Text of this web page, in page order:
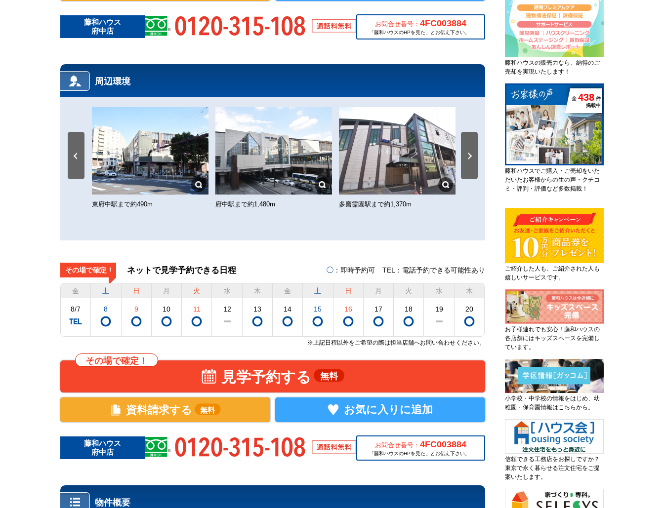
藤和ハウス
府中店
お問合せ番号：4FC003884
「藤和ハウスのHPを見た」とお伝え下さい。
周辺環境
東府中駅まで約490m 府中駅まで約1,480m 多磨霊園駅まで約1,370m
その場で確定！ ネットで見学予約できる日程 ◯ ：即時予約可 TEL ：電話予約できる可能性あり
金
8/7
土
8
日
9
月
10
火
11
水
12
木
13
金
14
土
15
日
16
月
17
火
18
水
19
木
20
※上記日程以外をご希望の際は担当店舗へお問い合わせください。
その場で確定！
見学予約する 無料
資料請求する 無料 お気に入りに追加
藤和ハウス
府中店
お問合せ番号：4FC003884
「藤和ハウスのHPを見た」とお伝え下さい。
物件概要
藤和ハウスの販売力なら、納得のご
売却を実現いたします！
全 438 件
掲載中
藤和ハウスでご購入・ご売却をいた
だいたお客様からの生の声・クチコ
ミ・評判・評価など多数掲載！
ご紹介した人も、ご紹介された人も
嬉しいサービスです。
お子様連れでも安心！藤和ハウスの
各店舗にはキッズスペースを完備し
ています。
小学校・中学校の情報をはじめ、幼
稚園・保育園情報はこちらから。
信頼できる工務店をお探しですか？
東京で永く暮らせる注文住宅をご提
案いたします。